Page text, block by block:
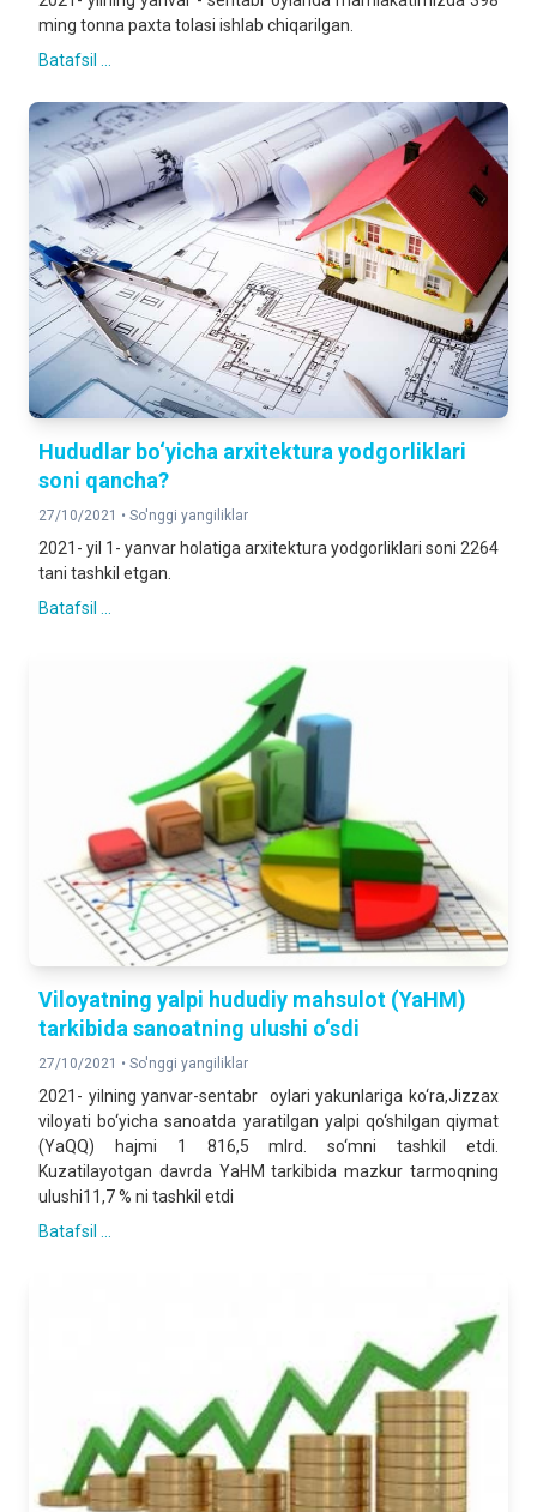
ming tonna paxta tolasi ishlab chiqarilgan.
Batafsil ...
Нududlar bo‘yicha arxitektura yodgorliklari
soni qancha?
27/10/2021 • So'nggi yangiliklar
2021- yil 1- yanvar holatiga arxitektura yodgorliklari soni 2264
tani tashkil etgan.
Batafsil ...
Viloyatning yalpi hududiy mahsulot (YaHM)
tarkibida sanoatning ulushi o‘sdi
27/10/2021 • So'nggi yangiliklar
2021- yilning yanvar-sentabr oylari yakunlariga ko‘ra,Jizzax
viloyati bo‘yicha sanoatda yaratilgan yalpi qo‘shilgan qiymat
(YaQQ) hajmi 1 816,5 mlrd. so‘mni tashkil etdi.
Kuzatilayotgan davrda YaHM tarkibida mazkur tarmoqning
ulushi11,7 % ni tashkil etdi
Batafsil ...